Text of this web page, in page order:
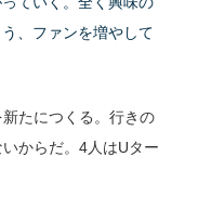
、ファンを増やして
たにつくる。行きの
からだ。4人はUター